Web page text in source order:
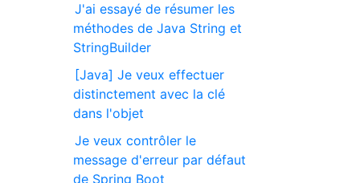
J'ai essayé de résumer les
méthodes de Java String et
StringBuilder
[Java] Je veux effectuer
distinctement avec la clé
dans l'objet
Je veux contrôler le
message d'erreur par défaut
de Spring Boot